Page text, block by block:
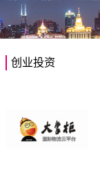
创业投资